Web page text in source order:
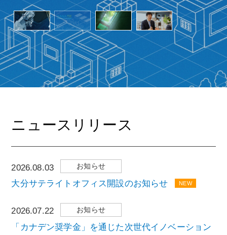
ニュースリリース
2026.08.03 お知らせ
大分サテライトオフィス開設のお知らせ NEW
2026.07.22 お知らせ
「カナデン奨学金」を通じた次世代イノベーション